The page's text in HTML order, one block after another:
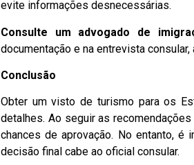
evite informações desnecessárias.
Consulte um advogado de
documentação e na entrevista
Conclusão
Obter um visto de turismo para os
detalhes. Ao seguir as
chances de aprovação. No entanto,
decisão final cabe ao oficial consular.